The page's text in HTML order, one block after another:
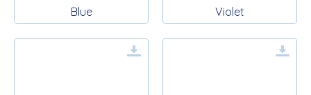
Blue Violet